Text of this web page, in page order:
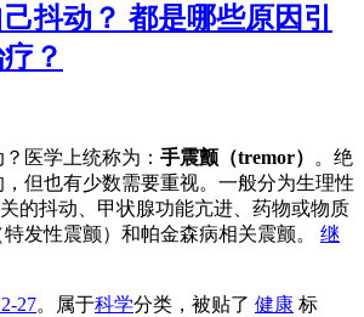
抖动？ 都是哪些原因引
？
医学上统称为： 手震颤（tremor）
。绝
但也有少数需要重视。一般分为生理性
的抖动、甲状腺功能亢进、药物或物质
发性震颤）和帕金森病相关震颤。 继
27。属于科学分类，被贴了 健康 标